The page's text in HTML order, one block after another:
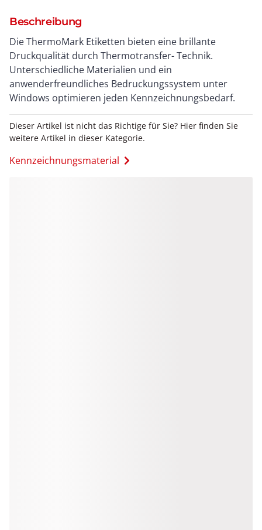
Beschreibung
Die ThermoMark Etiketten bieten eine brillante
Druckqualität durch Thermotransfer- Technik.
Unterschiedliche Materialien und ein
anwenderfreundliches Bedruckungssystem unter
Windows optimieren jeden Kennzeichnungsbedarf.
Dieser Artikel ist nicht das Richtige für Sie? Hier finden Sie
weitere Artikel in dieser Kategorie.
Kennzeichnungsmaterial